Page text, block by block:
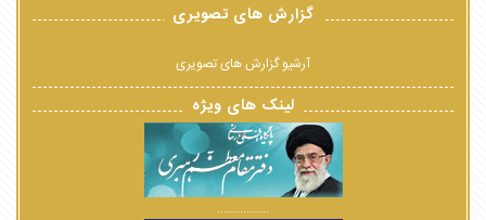
گزارش های تصویری
آرشیو گزارش های تصویری
لینک های ویژه
................